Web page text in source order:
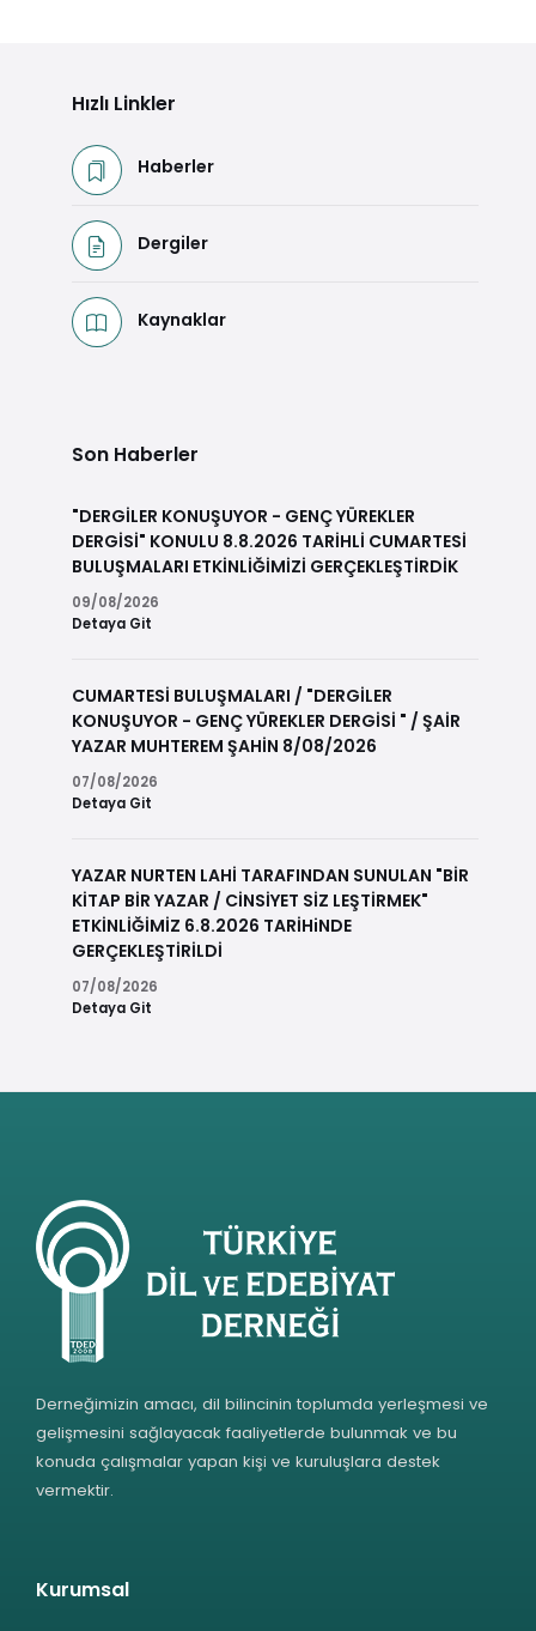
Hızlı Linkler
Haberler
Dergiler
Kaynaklar
Son Haberler
"DERGİLER KONUŞUYOR - GENÇ YÜREKLER
DERGİSİ" KONULU 8.8.2026 TARİHLİ CUMARTESİ
BULUŞMALARI ETKİNLİĞİMİZİ GERÇEKLEŞTİRDİK
09/08/2026
Detaya Git
CUMARTESİ BULUŞMALARI / "DERGİLER
KONUŞUYOR - GENÇ YÜREKLER DERGİSİ " / ŞAİR
YAZAR MUHTEREM ŞAHİN 8/08/2026
07/08/2026
Detaya Git
YAZAR NURTEN LAHİ TARAFINDAN SUNULAN "BİR
KİTAP BİR YAZAR / CİNSİYET SİZ LEŞTİRMEK"
ETKİNLİĞİMİZ 6.8.2026 TARİHiNDE
GERÇEKLEŞTİRİLDİ
07/08/2026
Detaya Git
Derneğimizin amacı, dil bilincinin toplumda yerleşmesi ve
gelişmesini sağlayacak faaliyetlerde bulunmak ve bu
konuda çalışmalar yapan kişi ve kuruluşlara destek
vermektir.
Kurumsal